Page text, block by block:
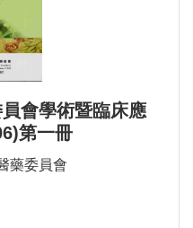
會學術暨臨床應
第一冊
藥委員會